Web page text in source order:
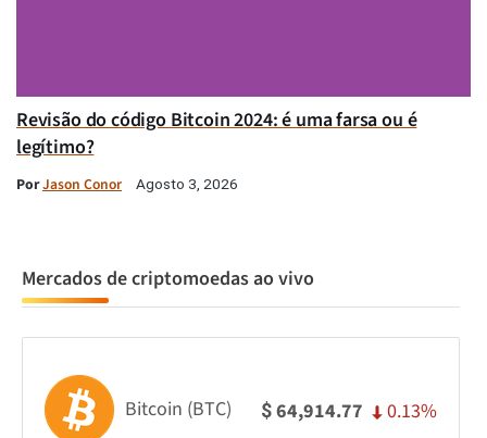
Revisão do código Bitcoin 2024: é uma farsa ou é
legítimo?
PorJason Conor Agosto 3, 2026
Mercados de criptomoedas ao vivo
Bitcoin (BTC) $64,914.77 0.13%